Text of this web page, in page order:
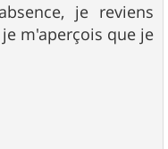
je reviens
m'aperçois que je